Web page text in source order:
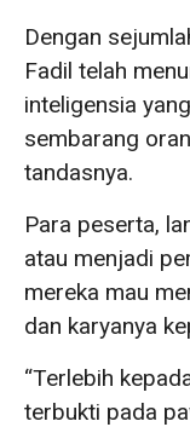
Dengan
Fadil telah
inteligensia
sembarang
tandasnya.
Para peserta,
atau menjadi
mereka mau
dan karyanya
“Terlebih
terbukti pada